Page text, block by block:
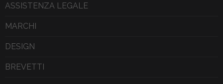
ASSISTENZA LEGALE
MARCHI
DESIGN
BREVETTI